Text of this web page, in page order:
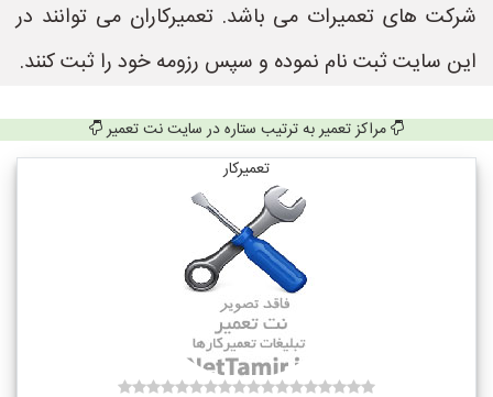
شرکت های تعمیرات می باشد. تعمیرکاران می توانند در
این سایت ثبت نام نموده و سپس رزومه خود را ثبت کنند.
مراکز تعمیر به ترتیب ستاره در سایت نت تعمیر
تعمیرکار